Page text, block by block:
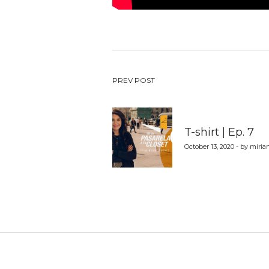
Post
navigation
PREV POST
T-shirt | Ep. 7
October 13, 2020 - by